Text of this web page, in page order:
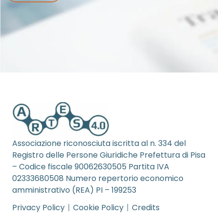
Associazione riconosciuta iscritta al n. 334 del
Registro delle Persone Giuridiche Prefettura di Pisa
– Codice fiscale 90062630505 Partita IVA
02333680508 Numero repertorio economico
amministrativo (REA) PI – 199253
Privacy Policy
Cookie Policy Credits